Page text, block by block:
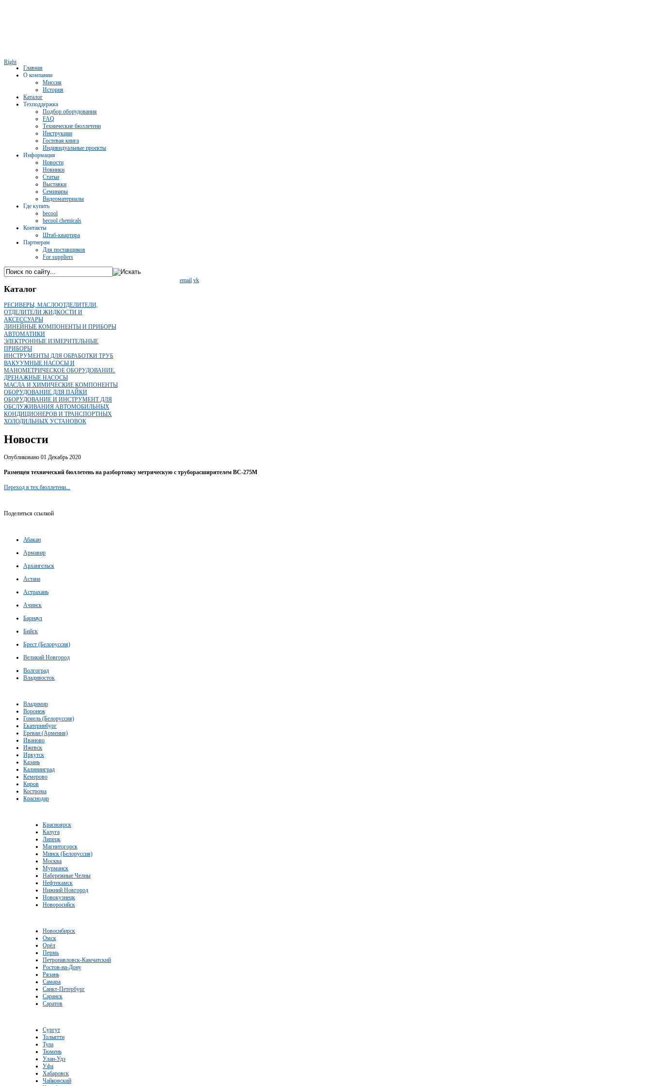
Right
Главная
О компании
Миссия
История
Каталог
Техподдержка
Подбор оборудования
FAQ
Технические бюллетени
Инструкции
Гостевая книга
Индивидуальные проекты
Информация
Новости
Новинки
Статьи
Выставки
Семинары
Видеоматериалы
Где купить
becool
becool chemicals
Контакты
Штаб-квартира
Партнерам
Для поставщиков
For suppliers
email vk
Каталог
РЕСИВЕРЫ, МАСЛООТДЕЛИТЕЛИ,
ОТДЕЛИТЕЛИ ЖИДКОСТИ И
АКСЕССУАРЫ
ЛИНЕЙНЫЕ КОМПОНЕНТЫ И ПРИБОРЫ
АВТОМАТИКИ
ЭЛЕКТРОННЫЕ ИЗМЕРИТЕЛЬНЫЕ
ПРИБОРЫ
ИНСТРУМЕНТЫ ДЛЯ ОБРАБОТКИ ТРУБ
ВАКУУМНЫЕ НАСОСЫ И
МАНОМЕТРИЧЕСКОЕ ОБОРУДОВАНИЕ.
ДРЕНАЖНЫЕ НАСОСЫ
МАСЛА И ХИМИЧЕСКИЕ КОМПОНЕНТЫ
ОБОРУДОВАНИЕ ДЛЯ ПАЙКИ
ОБОРУДОВАНИЕ И ИНСТРУМЕНТ ДЛЯ
ОБСЛУЖИВАНИЯ АВТОМОБИЛЬНЫХ
КОНДИЦИОНЕРОВ И ТРАНСПОРТНЫХ
ХОЛОДИЛЬНЫХ УСТАНОВОК
Новости
Опубликовано 01 Декабрь 2020
Размещен технический бюллетень на разбортовку метрическую с труборасширителем BC-275М
Переход в тех.бюллетени...
Поделиться ссылкой
Абакан
Армавир
Архангельск
Астана
Астрахань
Ачинск
Барнаул
Бийск
Брест (Белоруссия)
Великий Новгород
Волгоград
Владивосток
Владимир
Воронеж
Гомель (Белоруссия)
Екатеринбург
Ереван (Армения)
Иваново
Ижевск
Иркутск
Казань
Калининград
Кемерово
Киров
Кострома
Краснодар
Красноярск
Калуга
Липецк
Магнитогорск
Минск (Белоруссия)
Москва
Мурманск
Набережные Челны
Нефтекамск
Нижний Новгород
Новокузнецк
Новоросийск
Новосибирск
Омск
Орёл
Пермь
Петропавловск-Камчатский
Ростов-на-Дону
Рязань
Самара
Санкт-Петербург
Саранск
Саратов
Сургут
Тольятти
Тула
Тюмень
Улан-Удэ
Уфа
Хабаровск
Чайковский